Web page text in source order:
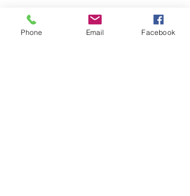
Segundo Trimestre
Phone Email Facebook